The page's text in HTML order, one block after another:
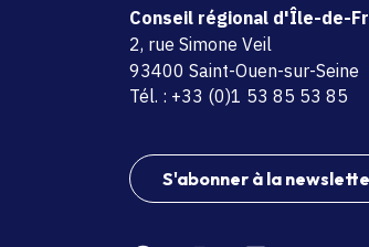
Conseil régional d'Île-de-
adresse
2, rue Simone Veil
code postal et commune
93400 Saint-Ouen-sur-Seine
Tél. : +33 (0)1 53 85 53 85
S'abonner à la